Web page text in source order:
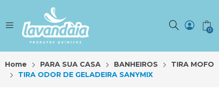
0
Home PARA SUA CASA BANHEIROS
TIRA MOFO
TIRA ODOR DE GELADEIRA SANYMIX